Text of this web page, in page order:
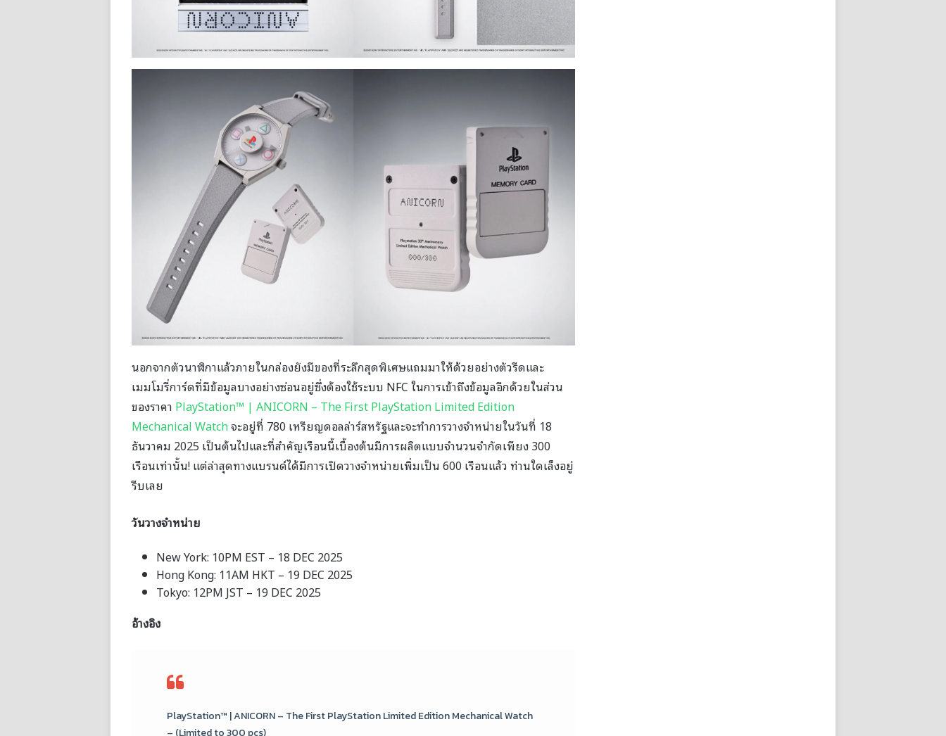
นอกจากตัวนาฬิกาแล้วภายในกล่องยังมีของที่ระลึกสุดพิเศษแถมมาให้ด้วยอย่างตัวรีดและ
เมมโมรี่การ์ดที่มีข้อมูลบางอย่างซ่อนอยู่ซึ่งต้องใช้ระบบ NFC ในการเข้าถึงข้อมูลอีกด้วยในส่วน
ของราคา PlayStation™ | ANICORN – The First PlayStation Limited Edition
Mechanical Watchจะอยู่ที่ 780 เหรียญดอลล่าร์สหรัฐและจะทำการวางจำหน่ายในวันที่ 18
ธันวาคม 2025 เป็นต้นไปและที่สำคัญเรือนนี้เบื้องต้นมีการผลิตแบบจำนวนจำกัดเพียง 300
เรือนเท่านั้น! แต่ล่าสุดทางแบรนด์ได้มีการเปิดวางจำหน่ายเพิ่มเป็น 600 เรือนแล้ว ท่านใดเล็งอยู่
รีบเลย
วันวางจำหน่าย
New York: 10PM EST – 18 DEC 2025
Hong Kong: 11AM HKT – 19 DEC 2025
Tokyo: 12PM JST – 19 DEC 2025
อ้างอิง
PlayStation™ | ANICORN – The First PlayStation Limited Edition Mechanical Watch